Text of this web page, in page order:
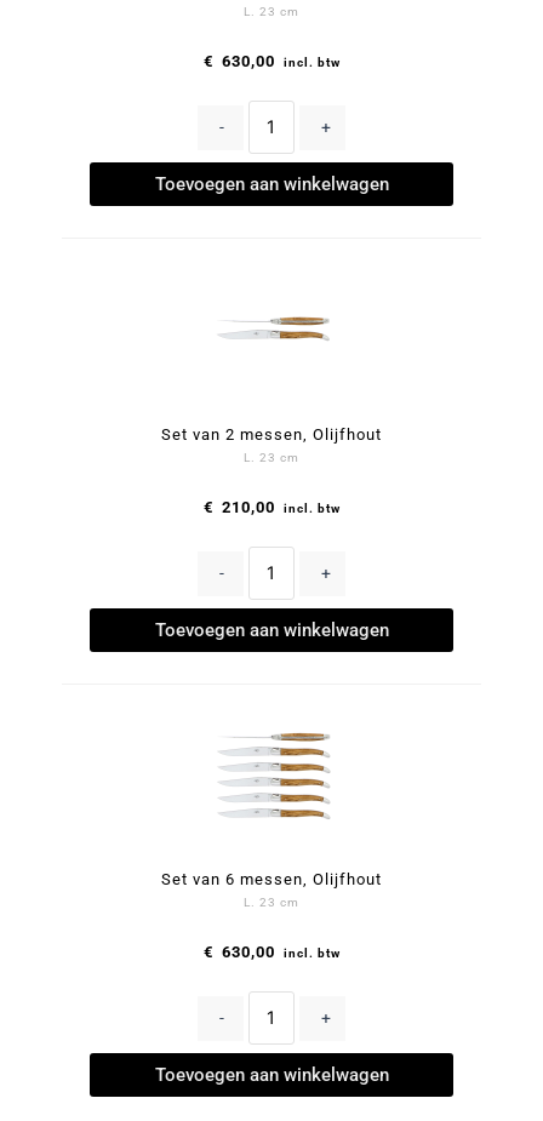
L. 23 cm
€ 630,00 incl. btw
- +
Toevoegen aan winkelwagen
Set van 2 messen, Olijfhout
L. 23 cm
€ 210,00 incl. btw
- +
Toevoegen aan winkelwagen
Set van 6 messen, Olijfhout
L. 23 cm
€ 630,00 incl. btw
- +
Toevoegen aan winkelwagen